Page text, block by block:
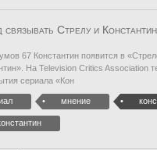
Стрелу и
67 Константин появится в
На Television Critics Association
сериала «Кон
мнение